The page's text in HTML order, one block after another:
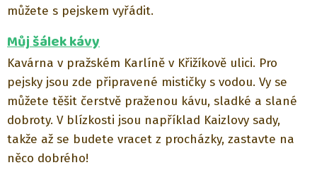
můžete s pejskem vyřádit.
Můj šálek kávy
Kavárna v pražském Karlíně v Křižíkově ulici. Pro
pejsky jsou zde připravené mističky s vodou. Vy se
můžete těšit čerstvě praženou kávu, sladké a slané
dobroty. V blízkosti jsou například Kaizlovy sady,
takže až se budete vracet z procházky, zastavte na
něco dobrého!